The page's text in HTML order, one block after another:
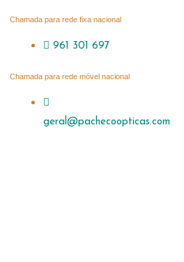
Chamada para rede fixa nacional
961 301 697
Chamada para rede móvel nacional
geral@pachecoopticas.com